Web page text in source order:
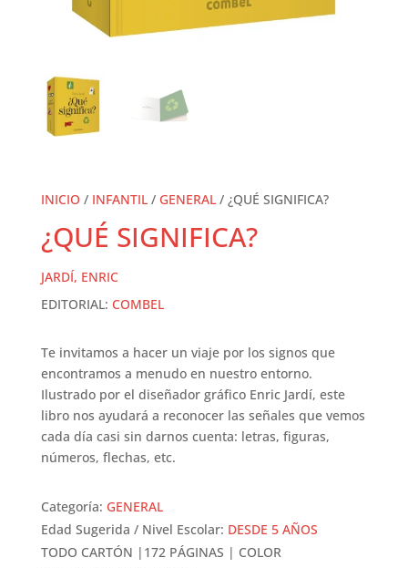
INICIO / INFANTIL/ GENERAL/ ¿QUÉ SIGNIFICA?
¿QUÉ SIGNIFICA?
JARDÍ, ENRIC
EDITORIAL: COMBEL
Te invitamos a hacer un viaje por los signos que
encontramos a menudo en nuestro entorno.
Ilustrado por el diseñador gráfico Enric Jardí, este
libro nos ayudará a reconocer las señales que vemos
cada día casi sin darnos cuenta: letras, figuras,
números, flechas, etc.
Categoría: GENERAL
Edad Sugerida / Nivel Escolar: DESDE 5 AÑOS
TODO CARTÓN |172 PÁGINAS | COLOR